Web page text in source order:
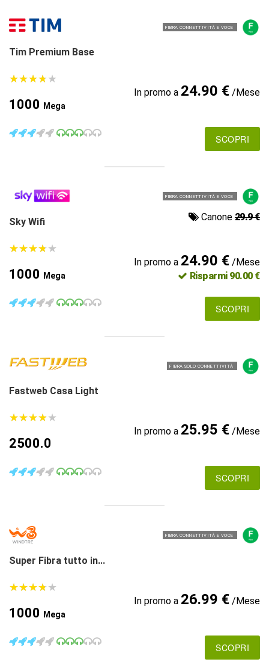
FIBRA CONNETTIVITÀ E VOCE
Tim Premium Base
★★★★★
★★★★★
1000 Mega
In promo a 24.90 €/Mese
SCOPRI
FIBRA CONNETTIVITÀ E VOCE
Sky Wifi Canone 29.9 €
★★★★★
★★★★★
1000 Mega
In promo a 24.90 €/Mese
Risparmi 90.00 €
SCOPRI
FIBRA SOLO CONNETTIVITÀ
Fastweb Casa Light
★★★★★
★★★★★
2500.0
In promo a 25.95 €/Mese
SCOPRI
FIBRA CONNETTIVITÀ E VOCE
Super Fibra tutto in...
★★★★★
★★★★★
1000 Mega
In promo a 26.99 €/Mese
SCOPRI